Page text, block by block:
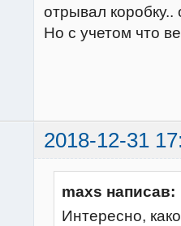
отрывал коробку..
Но с учетом что
2018-12-31
maxs написав:
Интересно,